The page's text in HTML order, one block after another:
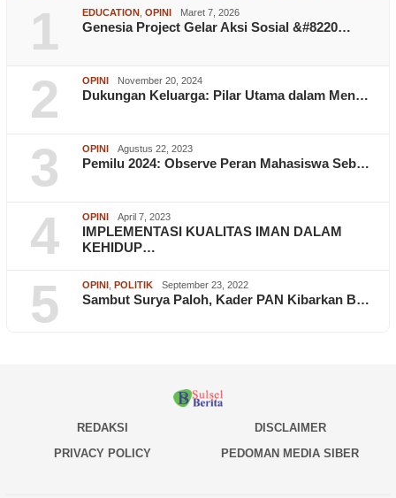
1 EDUCATION OPINI Maret 7, 2026
Genesia Project Gelar Aksi Sosial &#8220…
2 OPINI November 20, 2024
Dukungan Keluarga: Pilar Utama dalam Men…
3 OPINI Agustus 22, 2023
Pemilu 2024: Observe Peran Mahasiswa Seb…
4 OPINI April 7, 2023
IMPLEMENTASI KUALITAS IMAN DALAM
KEHIDUP…
5 OPINI POLITIK September 23, 2022
Sambut Surya Paloh, Kader PAN Kibarkan B…
REDAKSI
DISCLAIMER
PRIVACY POLICY
PEDOMAN MEDIA SIBER